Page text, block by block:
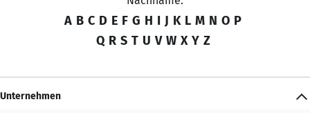
A B C D E F G H I J K L M N O P
Q R S T U V W X Y Z
Unternehmen